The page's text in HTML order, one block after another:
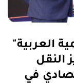
العربية"
النقل
في